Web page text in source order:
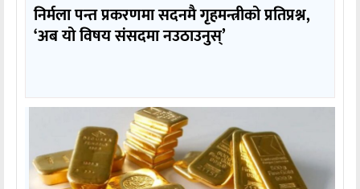
निर्मला पन्त प्रकरणमा सदनमै गृहमन्त्रीको प्रतिप्रश्न,
‘अब यो विषय संसदमा नउठाउनुस्’